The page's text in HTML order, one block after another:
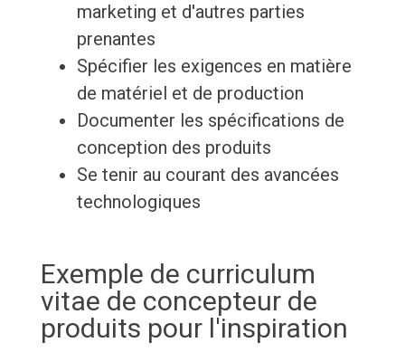
marketing et d'autres parties
prenantes
Spécifier les exigences en matière
de matériel et de production
Documenter les spécifications de
conception des produits
Se tenir au courant des avancées
technologiques
Exemple de curriculum
vitae de concepteur de
produits pour l'inspiration